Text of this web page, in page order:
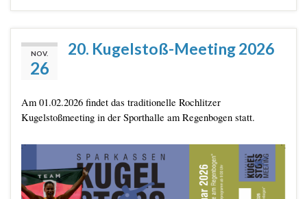
NOV.
26
20. Kugelstoß-Meeting 2026
Am 01.02.2026 findet das traditionelle Rochlitzer
Kugelstoßmeeting in der Sporthalle am Regenbogen statt.